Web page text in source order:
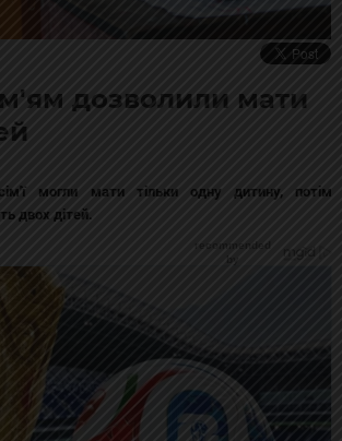
дозволили мати
могли мати тільки одну дитину, потім
двох дітей.